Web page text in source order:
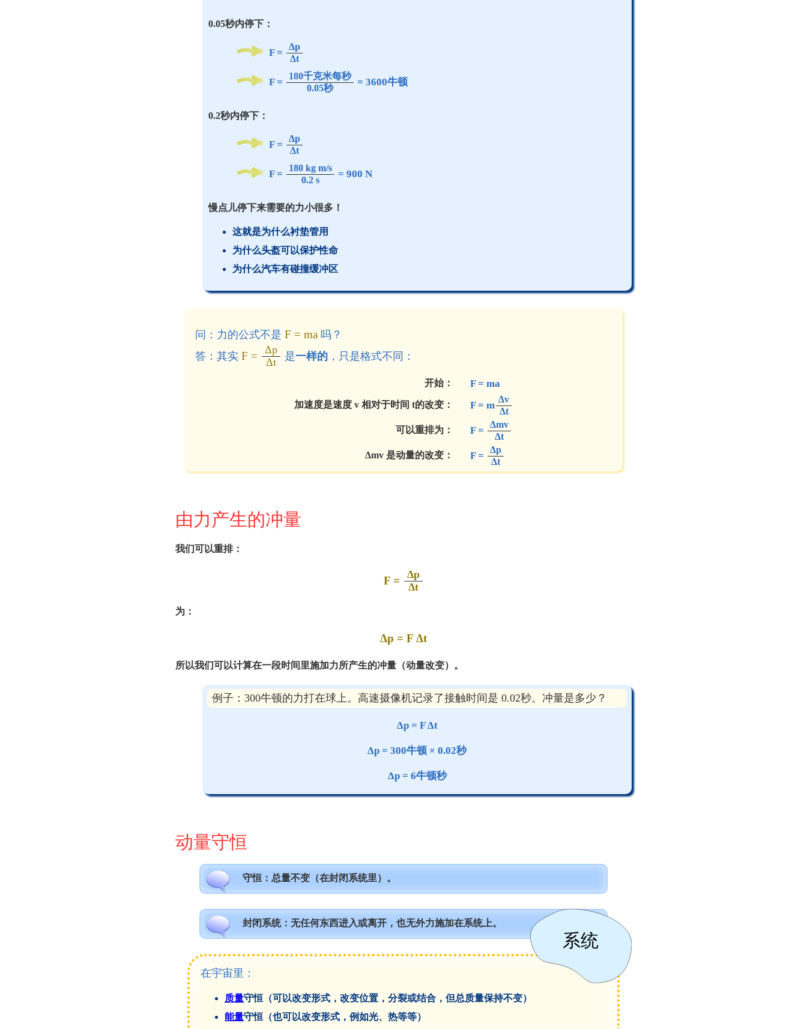
0.05秒内停下：
F =
Δp
Δt
F =
180千克米每秒
0.05秒
= 3600牛顿
0.2秒内停下：
F =
Δp
Δt
F =
180 kg m/s
0.2 s
= 900 N
慢点儿停下来需要的力小很多！
这就是为什么衬垫管用
为什么头盔可以保护性命
为什么汽车有碰撞缓冲区
问：力的公式不是 F = ma 吗？
答：其实 F =
Δp
Δt
是一样的 ，只是格式不同：
开始： F = ma
加速度是速度 v 相对于时间 t的改变： F = m
Δv
Δt
可以重排为 ： F =
Δmv
Δt
Δmv 是动量的改变： F =
Δp
Δt
由力产生的冲量
我们可以重排：
F =
Δp
Δt
为：
Δp = F Δt
所以我们可以计算在一段时间里施加力所产生的冲量（动量改变）。
例子：300牛顿的力打在球上。高速摄像机记录了接触时间是 0.02秒。冲量是多少？
Δp = F Δt
Δp = 300牛顿 × 0.02秒
Δp = 6牛顿秒
动量守恒
守恒 ：总量不变（在封闭系统里）。
封闭系统：无任何东西进入或离开，也无外力施加在系统上。
在宇宙里：
质量守恒（可以改变形式，改变位置，分裂或结合，但总质量保持不变）
能量守恒（也可以改变形式，例如光、热等等）